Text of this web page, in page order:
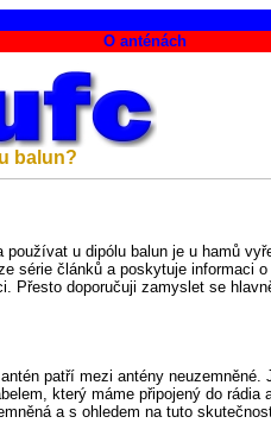
O anténách
balun?
používat u dipólu balun je u hamů
série článků a poskytuje informaci
Přesto doporučuji zamyslet se
patří mezi antény
který máme připojený do rádia
a s ohledem na tuto